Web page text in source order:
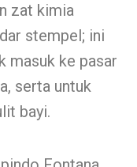
zat kimia
stempel; ini
masuk ke pasar
serta untuk
bayi.